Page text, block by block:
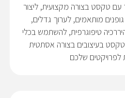
טקסט בצורה מקצועית, ליצור
מותאמים, לערוך גדלים,
טיפוגרפית, להשתמש בכלי
טקסט בעיצובים בצורה אסתטית
לפרויקטים שלכם